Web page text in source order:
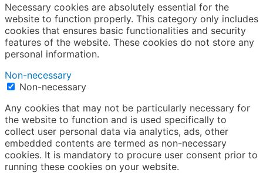
Necessary cookies are absolutely essential for the
website to function properly. This category only includes
cookies that ensures basic functionalities and security
features of the website. These cookies do not store any
personal information.
Non-necessary
Non-necessary
Any cookies that may not be particularly necessary for
the website to function and is used specifically to
collect user personal data via analytics, ads, other
embedded contents are termed as non-necessary
cookies. It is mandatory to procure user consent prior to
running these cookies on your website.